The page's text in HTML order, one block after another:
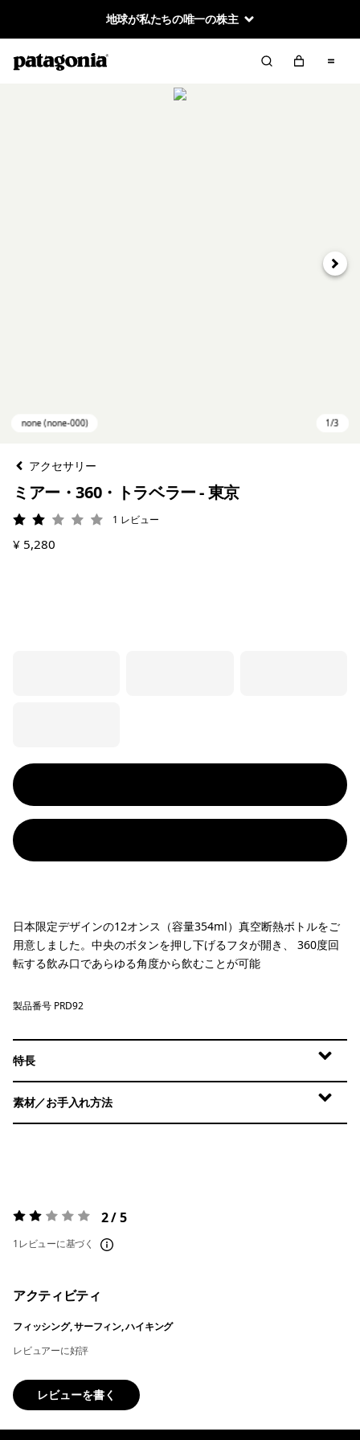
地球が私たちの唯一の株主
次へ
アクセサリー
ミアー・360・トラベラー - 東京
評価: 2 / 5 1 レビュー
¥ 5,280
日本限定デザインの12オンス（容量354ml）真空断熱ボトルをご
用意しました。中央のボタンを押し下げるフタが開き、 360度回
転する飲み口であらゆる角度から飲むことが可能
製品番号 PRD92
特長
素材／お手入れ方法
評価:2 / 5 2 / 5
1レビューに基づく
アクティビティ
フィッシング, サーフィン, ハイキング
レビュアーに好評
レビューを書く